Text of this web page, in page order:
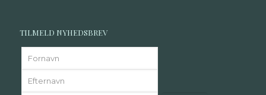
TILMELD NYHEDSBREV